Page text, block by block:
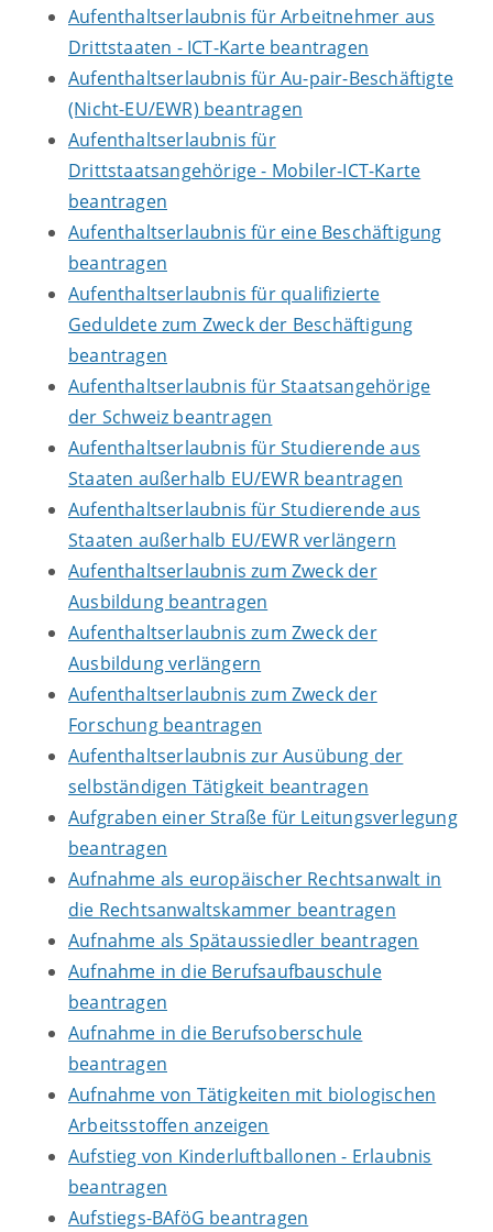
Aufenthaltserlaubnis für Arbeitnehmer aus
Drittstaaten - ICT-Karte beantragen
Aufenthaltserlaubnis für Au-pair-Beschäftigte
(Nicht-EU/EWR) beantragen
Aufenthaltserlaubnis für
Drittstaatsangehörige - Mobiler-ICT-Karte
beantragen
Aufenthaltserlaubnis für eine Beschäftigung
beantragen
Aufenthaltserlaubnis für qualifizierte
Geduldete zum Zweck der Beschäftigung
beantragen
Aufenthaltserlaubnis für Staatsangehörige
der Schweiz beantragen
Aufenthaltserlaubnis für Studierende aus
Staaten außerhalb EU/EWR beantragen
Aufenthaltserlaubnis für Studierende aus
Staaten außerhalb EU/EWR verlängern
Aufenthaltserlaubnis zum Zweck der
Ausbildung beantragen
Aufenthaltserlaubnis zum Zweck der
Ausbildung verlängern
Aufenthaltserlaubnis zum Zweck der
Forschung beantragen
Aufenthaltserlaubnis zur Ausübung der
selbständigen Tätigkeit beantragen
Aufgraben einer Straße für Leitungsverlegung
beantragen
Aufnahme als europäischer Rechtsanwalt in
die Rechtsanwaltskammer beantragen
Aufnahme als Spätaussiedler beantragen
Aufnahme in die Berufsaufbauschule
beantragen
Aufnahme in die Berufsoberschule
beantragen
Aufnahme von Tätigkeiten mit biologischen
Arbeitsstoffen anzeigen
Aufstieg von Kinderluftballonen - Erlaubnis
beantragen
Aufstiegs-BAföG beantragen